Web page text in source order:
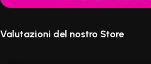
Valutazioni del nostro Store